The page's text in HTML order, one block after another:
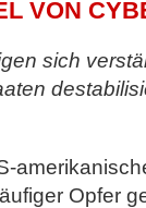
VON
sich
Opfer